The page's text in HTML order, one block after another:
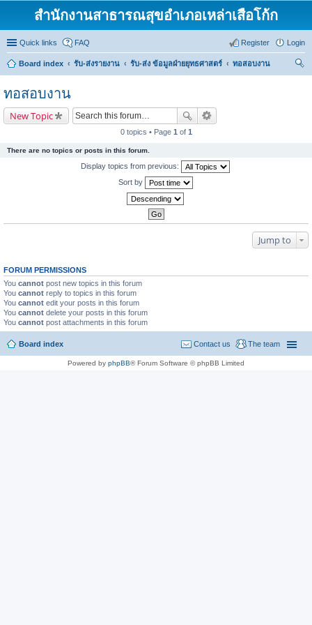
สำนักงานสาธารณสุขอำเภอเหล่าเสือโก้ก
Quick links FAQ Login
Register
Board index รับ-ส่งรายงาน รับ-ส่ง ข้อมูลฝ่ายยุทธศาสตร์
ทอสอบงาน
ทอสอบงาน
New Topic
0 topics • Page 1 of 1
There are no topics or posts in this forum.
Display topics from previous:
Sort by
Jump to
FORUM PERMISSIONS
You cannot post new topics in this forum
You cannot reply to topics in this forum
You cannot edit your posts in this forum
You cannot delete your posts in this forum
You cannot post attachments in this forum
Board index The team
Contact us
Powered by phpBB® Forum Software © phpBB Limited